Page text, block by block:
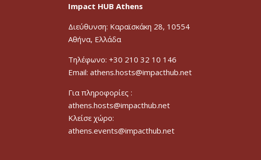
Impact HUB Athens
Διεύθυνση: Καραϊσκάκη 28, 10554
Αθήνα, Ελλάδα
Τηλέφωνο: +30 210 32 10 146
Email: athens.hosts@impacthub.net
Για πληροφορίες :
athens.hosts@impacthub.net
Κλείσε χώρο:
athens.events@impacthub.net